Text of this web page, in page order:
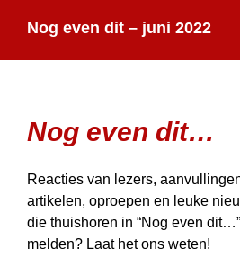
Nog even dit – juni 2022
Nog even dit…
Reacties van lezers,
artikelen, oproepen en leuke
die thuis­horen in “Nog even
melden? Laat het ons weten!